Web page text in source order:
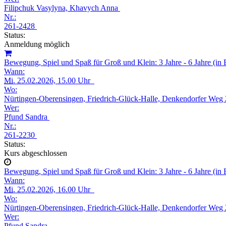
Filipchuk Vasylyna, Khavych Anna
Nr.:
261-2428
Status:
Anmeldung möglich
Bewegung, Spiel und Spaß für Groß und Klein: 3 Jahre - 6 Jahre (in
Wann:
Mi. 25.02.2026, 15.00 Uhr
Wo:
Nürtingen-Oberensingen, Friedrich-Glück-Halle, Denkendorfer Weg
Wer:
Pfund Sandra
Nr.:
261-2230
Status:
Kurs abgeschlossen
Bewegung, Spiel und Spaß für Groß und Klein: 3 Jahre - 6 Jahre (in
Wann:
Mi. 25.02.2026, 16.00 Uhr
Wo:
Nürtingen-Oberensingen, Friedrich-Glück-Halle, Denkendorfer Weg
Wer: